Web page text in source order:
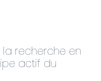
recherche en
actif du